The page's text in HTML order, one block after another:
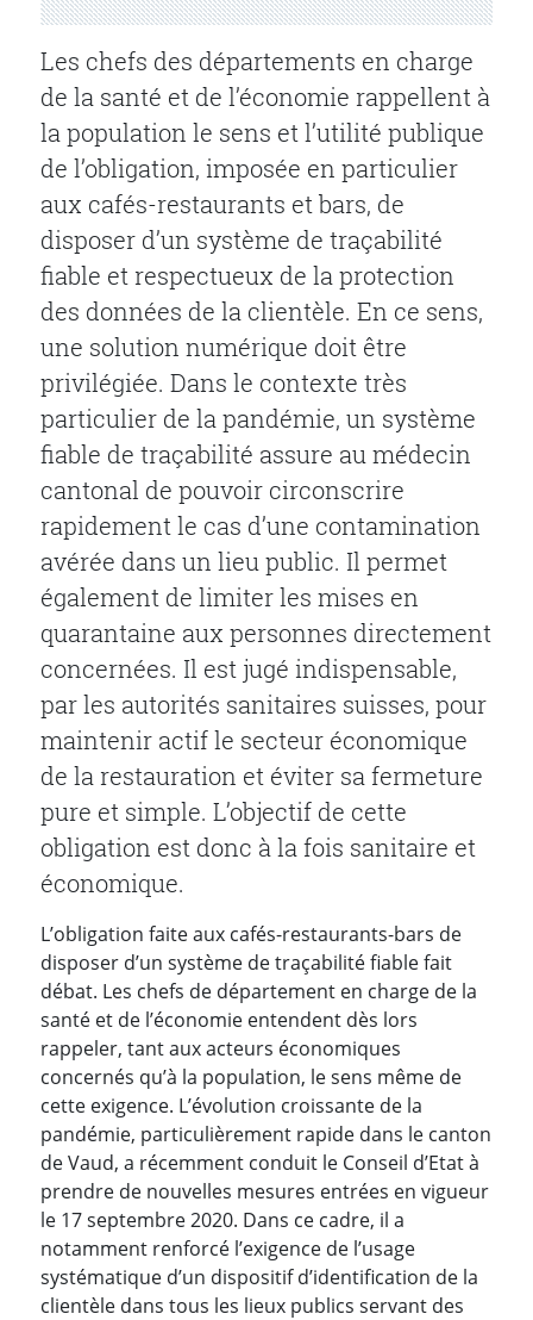
Les chefs des départements en charge
de la santé et de l’économie rappellent à
la population le sens et l’utilité publique
de l’obligation, imposée en particulier
aux cafés-restaurants et bars, de
disposer d’un système de traçabilité
fiable et respectueux de la protection
des données de la clientèle. En ce sens,
une solution numérique doit être
privilégiée. Dans le contexte très
particulier de la pandémie, un système
fiable de traçabilité assure au médecin
cantonal de pouvoir circonscrire
rapidement le cas d’une contamination
avérée dans un lieu public. Il permet
également de limiter les mises en
quarantaine aux personnes directement
concernées. Il est jugé indispensable,
par les autorités sanitaires suisses, pour
maintenir actif le secteur économique
de la restauration et éviter sa fermeture
pure et simple. L’objectif de cette
obligation est donc à la fois sanitaire et
économique.
L’obligation faite aux cafés-restaurants-bars de
disposer d’un système de traçabilité fiable fait
débat. Les chefs de département en charge de la
santé et de l’économie entendent dès lors
rappeler, tant aux acteurs économiques
concernés qu’à la population, le sens même de
cette exigence. L’évolution croissante de la
pandémie, particulièrement rapide dans le canton
de Vaud, a récemment conduit le Conseil d’Etat à
prendre de nouvelles mesures entrées en vigueur
le 17 septembre 2020. Dans ce cadre, il a
notamment renforcé l’exigence de l’usage
systématique d’un dispositif d’identification de la
clientèle dans tous les lieux publics servant des